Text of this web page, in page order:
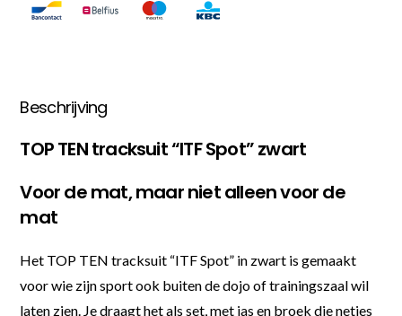
Beschrijving
TOP TEN tracksuit “ITF Spot” zwart
Voor de mat, maar niet alleen voor de
mat
Het TOP TEN tracksuit “ITF Spot” in zwart is gemaakt
voor wie zijn sport ook buiten de dojo of trainingszaal wil
laten zien. Je draagt het als set, met jas en broek die netjes